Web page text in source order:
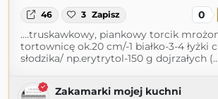
46 3 Zapisz 0
....truskawkowy, piankowy torcik
tortownicę ok.20 cm/-1 białko-3-4 łyżki
słodzika/ np.erytrytol-150 g dojrzałych
Zakamarki mojej kuchni